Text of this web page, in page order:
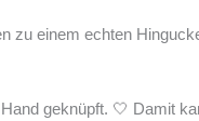
zu einem echten
geknüpft. 🤍 Damit